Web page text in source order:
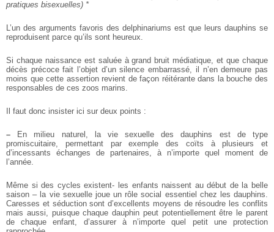
pratiques bisexuelles) *
L’un des arguments favoris des delphinariums est que leurs dauphins se
reproduisent parce qu’ils sont heureux.
Si chaque naissance est saluée à grand bruit médiatique, et que chaque
décès précoce fait l’objet d’un silence embarrassé, il n’en demeure pas
moins que cette assertion revient de façon réitérante dans la bouche des
responsables de ces zoos marins.
Il faut donc insister ici sur deux points :
– En milieu naturel, la vie sexuelle des dauphins est de type
promiscuitaire, permettant par exemple des coïts à plusieurs et
d’incessants échanges de partenaires, à n’importe quel moment de
l’année.
Même si des cycles existent- les enfants naissent au début de la belle
saison – la vie sexuelle joue un rôle social essentiel chez les dauphins.
Caresses et séduction sont d’excellents moyens de résoudre les conflits
mais aussi, puisque chaque dauphin peut potentiellement être le parent
de chaque enfant, d’assurer à n’importe quel petit une protection